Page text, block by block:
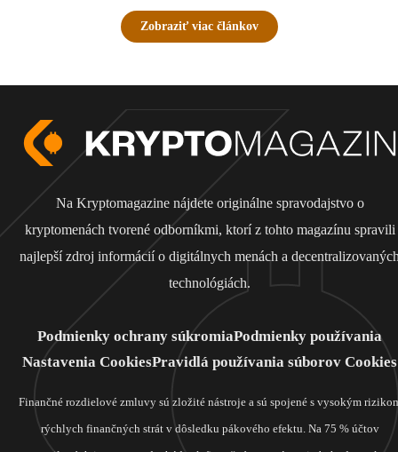
Zobraziť viac článkov
Na Kryptomagazine nájdete originálne spravodajstvo o
kryptomenách tvorené odborníkmi, ktorí z tohto magazínu spravili
najlepší zdroj informácií o digitálnych menách a
technológiách.
Podmienky ochrany súkromiaPodmienky používania
Nastavenia CookiesPravidlá používania súborov Cookies
Finančné rozdielové zmluvy sú zložité nástroje a sú spojené s vysokým
rýchlych finančných strát v dôsledku pákového efektu. Na 75 % účtov